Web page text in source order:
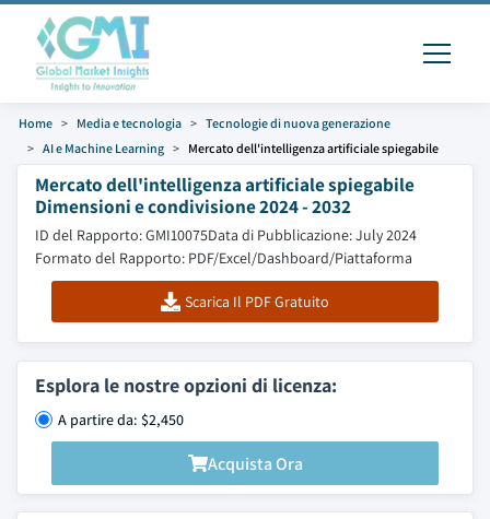
Home Media e tecnologia
Tecnologie di nuova generazione
AI e Machine Learning
Mercato dell'intelligenza artificiale spiegabile
Mercato dell'intelligenza artificiale spiegabile
Dimensioni e condivisione 2024 - 2032
ID del Rapporto: GMI10075Data di Pubblicazione: July 2024
Formato del Rapporto: PDF/Excel/Dashboard/Piattaforma
Scarica Il PDF Gratuito
Esplora le nostre opzioni di licenza:
A partire da: $2,450
Acquista Ora